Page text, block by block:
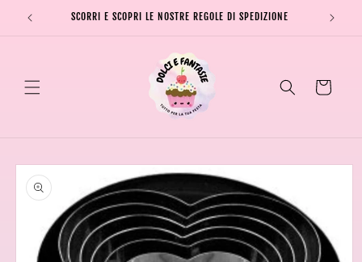
direttamenteSCORRI E SCOPRI LE NOSTRE REGOLE DI SPEDIZIONE
Carrello
Passa alle
informazioni
sul prodotto